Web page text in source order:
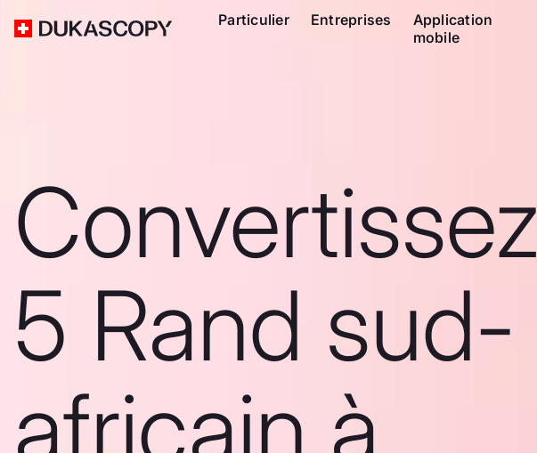
Particulier Entreprises
Application
mobile
Convertissez
5 Rand sud-
africain à